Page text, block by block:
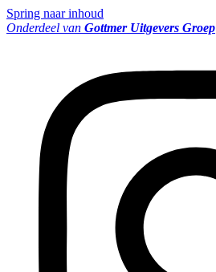
Spring naar inhoud
Onderdeel van Gottmer Uitgevers Groep